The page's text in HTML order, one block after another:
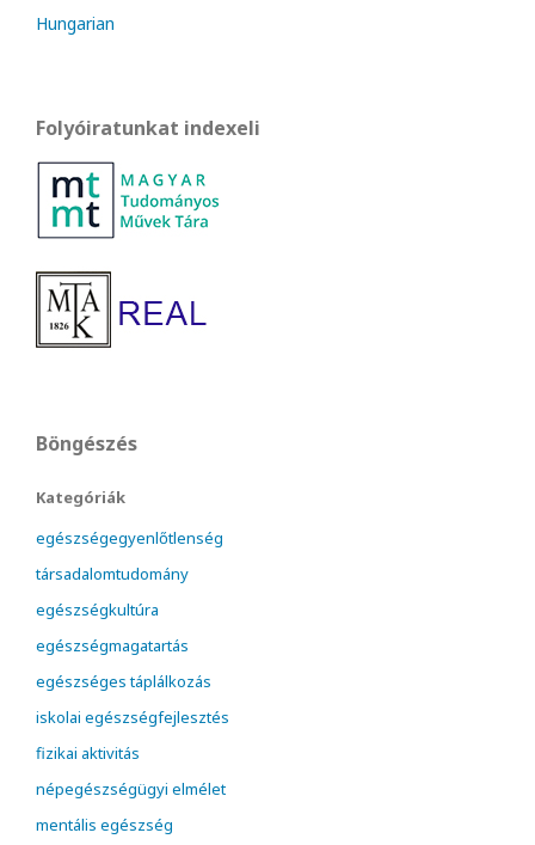
Hungarian
Folyóiratunkat indexeli
Böngészés
Kategóriák
egészségegyenlőtlenség
társadalomtudomány
egészségkultúra
egészségmagatartás
egészséges táplálkozás
iskolai egészségfejlesztés
fizikai aktivitás
népegészségügyi elmélet
mentális egészség